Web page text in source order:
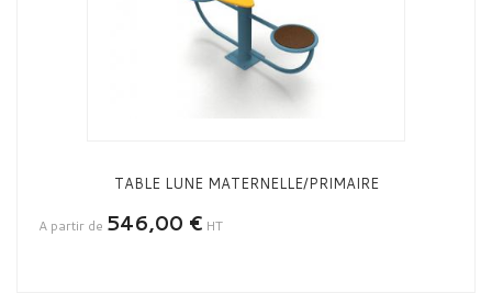
TABLE LUNE MATERNELLE/PRIMAIRE
A partir de 546,00 € HT